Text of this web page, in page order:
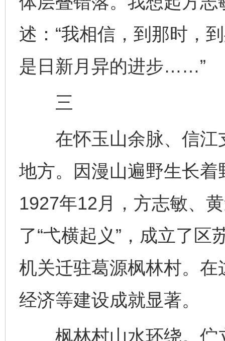
述：“我相信，到那时，
是日新月异的进步……”
三
在怀玉山余脉、信江
地方。因漫山遍野生长
1927年12月，方志敏、
了“弋横起义”，成立了
机关迁驻葛源枫林村。
经济等建设成就显著。
枫林村山水环绕。伫